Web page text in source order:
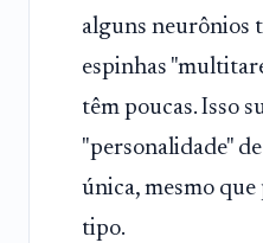
alguns neurônios
espinhas
têm poucas. Isso
"personalidade"
única, mesmo
tipo.